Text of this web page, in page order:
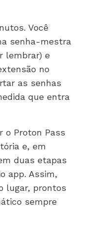
Você
senha-mestra
lembrar) e
no
as senhas
que entra
o Proton Pass
e, em
duas etapas
app. Assim,
lugar, prontos
sempre